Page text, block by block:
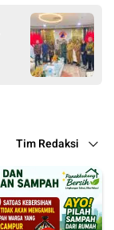
Tim Redaksi